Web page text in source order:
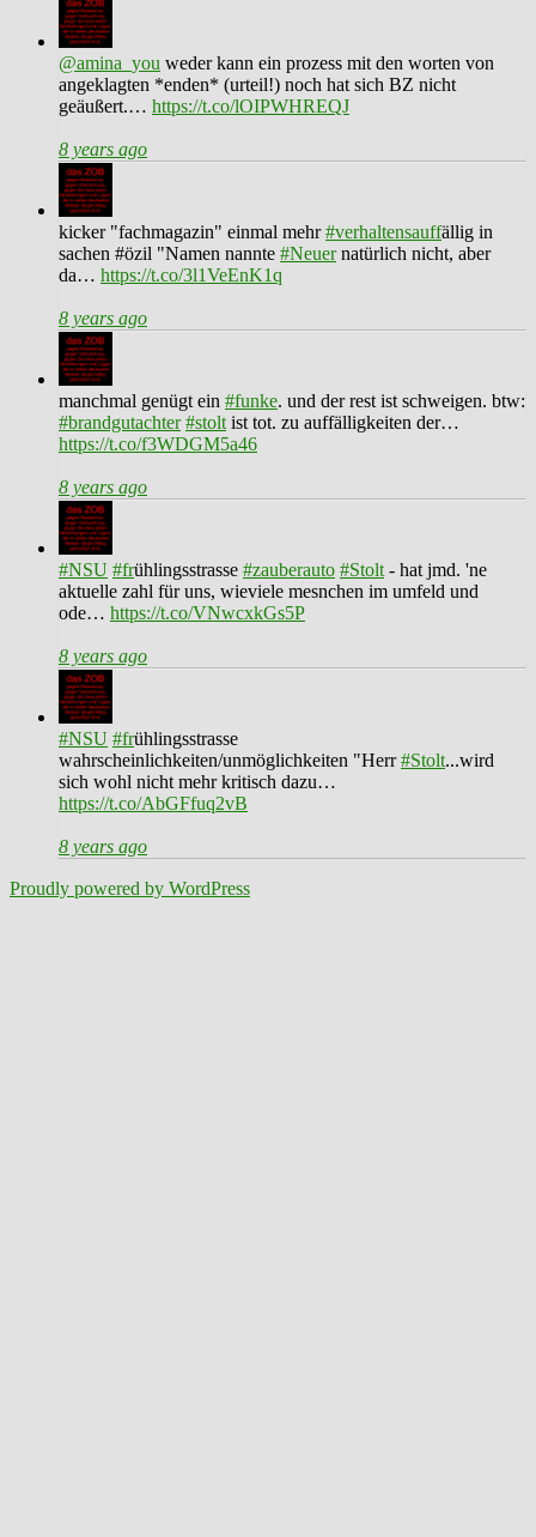
@amina_you weder kann ein prozess mit den worten von
angeklagten *enden* (urteil!) noch hat sich BZ nicht
geäußert.… https://t.co/lOIPWHREQJ
8 years ago
kicker "fachmagazin" einmal mehr#verhaltensauffällig in
sachen #özil "Namen nannte #Neuernatürlich nicht, aber
da… https://t.co/3l1VeEnK1q
8 years ago
manchmal genügt ein #funke. und der rest ist schweigen. btw:
#brandgutachter #stolt ist tot. zu auffälligkeiten der…
https://t.co/f3WDGM5a46
8 years ago
#NSU #frühlingsstrasse #zauberauto #Stolt - hat jmd. 'ne
aktuelle zahl für uns, wieviele mesnchen im umfeld und
ode… https://t.co/VNwcxkGs5P
8 years ago
#NSU #frühlingsstrasse
wahrscheinlichkeiten/unmöglichkeiten "Herr#Stolt...wird
sich wohl nicht mehr kritisch dazu…
https://t.co/AbGFfuq2vB
8 years ago
Proudly powered by WordPress